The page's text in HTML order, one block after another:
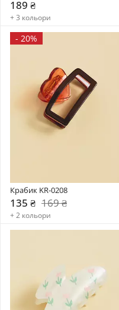
189 ₴
+ 3 кольори
- 20%
Крабик KR-0208
135 ₴ 169 ₴
+ 2 кольори